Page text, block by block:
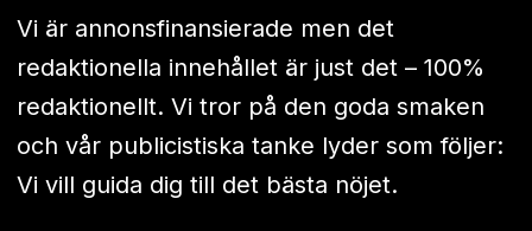
Vi är annonsfinansierade men det
redaktionella innehållet är just det – 100%
redaktionellt. Vi tror på den goda smaken
och vår publicistiska tanke lyder som följer:
Vi vill guida dig till det bästa nöjet.